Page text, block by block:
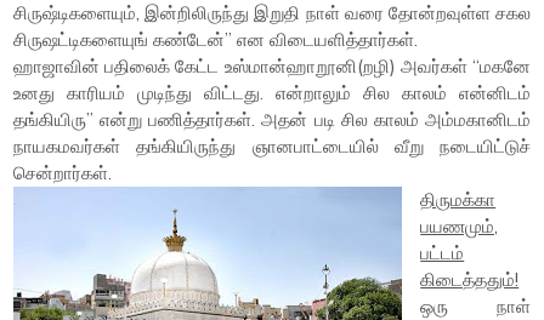
சிருஷ்டிகளையும், இன்றிலிருந்து இறுதி நாள் வரை தோன்றவுள்ள சகல
சிருஷட்டிகளையுங் கண்டேன்” என விடையளித்தார்கள்.
ஹாஜாவின் பதிலைக் கேட்ட உஸ்மான்ஹாறூனி(றழி) அவர்கள் “மகனே
உனது காரியம் முடிந்து விட்டது. என்றாலும் சில காலம் என்னிடம்
தங்கியிரு” என்று பணித்தார்கள். அதன் படி சில காலம் அம்மகானிடம்
நாயகமவர்கள் தங்கியிருந்து ஞானபாட்டையில் வீறு நடையிட்டுச்
சென்றார்கள்.
திருமக்கா
பயணமும்,
பட்டம்
கிடைத்ததும்!
ஒரு நாள்